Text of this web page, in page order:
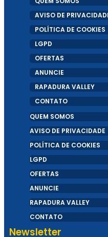
10 erros comuns
startup ao
704 Apps é
Summit em São
convidada
Podcast
Ofertas
AVISO DE
POLÍTICA DE COOKIES
LGPD
OFERTAS
ANUNCIE
RAPADURA VALLEY
CONTATO
QUEM SOMOS
AVISO DE PRIVACIDADE
POLÍTICA DE COOKIES
LGPD
OFERTAS
ANUNCIE
RAPADURA VALLEY
CONTATO
Newsletter